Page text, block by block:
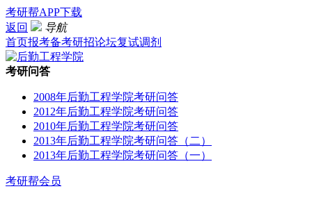
考研帮APP下载
返回
导航
首页报考备考研招论坛复试调剂
考研问答
2008年后勤工程学院考研问答
2012年后勤工程学院考研问答
2010年后勤工程学院考研问答
2013年后勤工程学院考研问答（二）
2013年后勤工程学院考研问答（一）
考研帮会员